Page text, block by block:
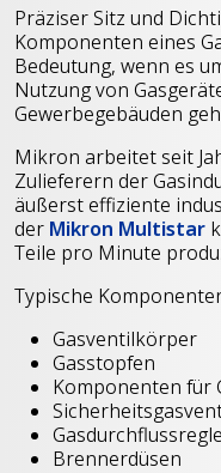
Präziser Sitz und
Komponenten eines
Bedeutung, wenn es
Nutzung von
Gewerbegebäuden
Mikron arbeitet seit
Zulieferern der
äußerst effiziente
der Mikron Multistar
Teile pro Minute
Typische
Gasventilkörper
Gasstopfen
Komponenten für
Brennerdüsen